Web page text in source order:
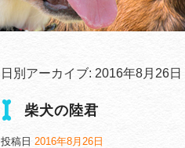
日別アーカイブ: 2016年8月26日
柴犬の陸君
投稿日 2016年8月26日